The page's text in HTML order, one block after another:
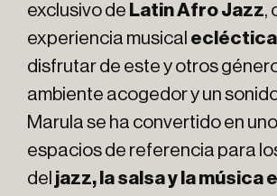
exclusivo de Latin Afro Jazz,
experiencia musical ecléctica
disfrutar de este y otros
ambiente acogedor y un
Marula se ha convertido en
espacios de referencia para
del jazz, la salsa y la música